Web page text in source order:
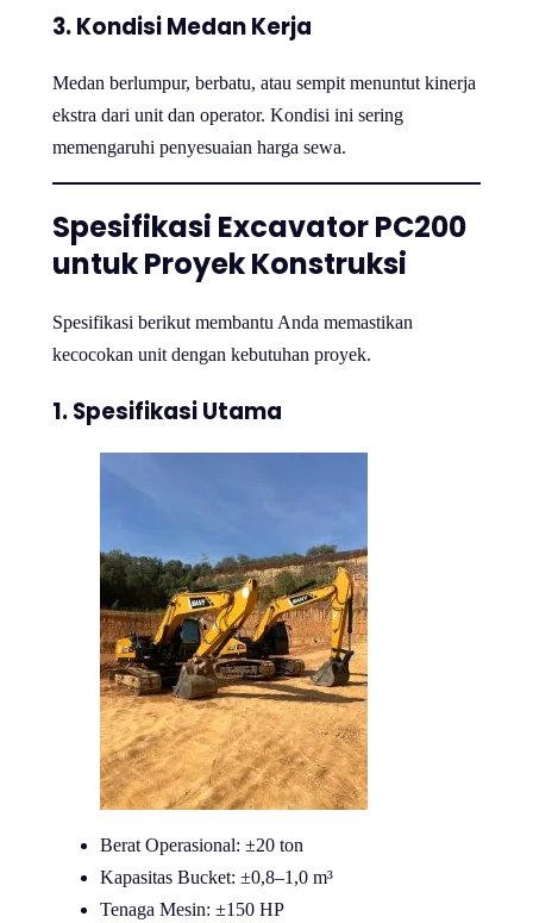
3. Kondisi Medan Kerja
Medan berlumpur, berbatu, atau sempit menuntut kinerja
ekstra dari unit dan operator. Kondisi ini sering
memengaruhi penyesuaian harga sewa.
Spesifikasi Excavator PC200
untuk Proyek Konstruksi
Spesifikasi berikut membantu Anda memastikan
kecocokan unit dengan kebutuhan proyek.
1. Spesifikasi Utama
Berat Operasional: ±20 ton
Kapasitas Bucket: ±0,8–1,0 m³
Tenaga Mesin: ±150 HP